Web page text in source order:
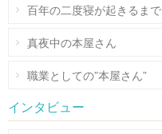
百年の二度寝が起きるまで
真夜中の本屋さん
職業としての”本屋さん”
インタビュー